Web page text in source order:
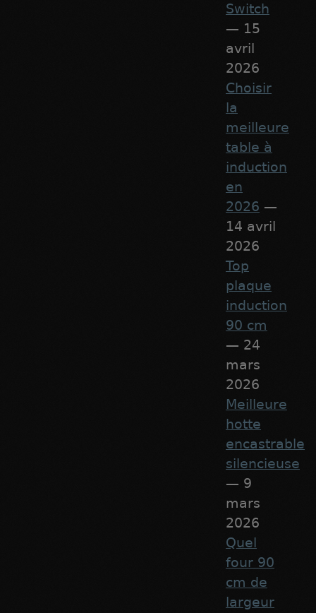
Switch
— 15
avril
2026
Choisir
la
meilleure
table à
induction
en
2026 —
14 avril
2026
Top
plaque
induction
90 cm
— 24
mars
2026
Meilleure
hotte
encastrable
silencieuse
— 9
mars
2026
Quel
four 90
cm de
largeur